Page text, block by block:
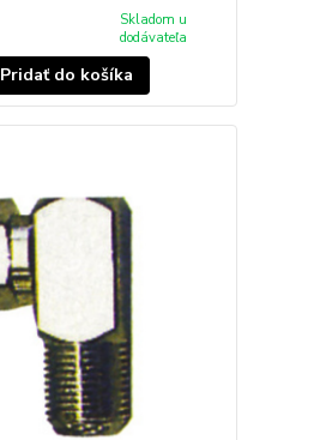
Skladom u
dodávateľa
Pridať do košíka